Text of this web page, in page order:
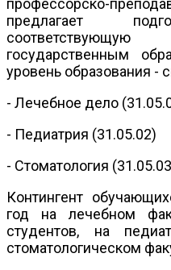
профессорско-
предлагает
государственным
уровень образования -
- Лечебное дело
- Педиатрия (31.05.02)
- Стоматология
Контингент
год на лечебном
студентов, на
стоматологическом